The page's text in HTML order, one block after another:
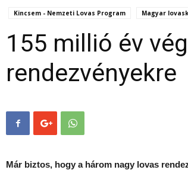
Kincsem - Nemzeti Lovas Program Magyar
155 millió év
rendezvényekre
Már biztos, hogy a három nagy lovas